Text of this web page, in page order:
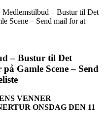
– Bustur til Det
Scene – Send mail for at
– Bustur til Det
Gamle Scene – Send
VENNER
ONSDAG DEN 11